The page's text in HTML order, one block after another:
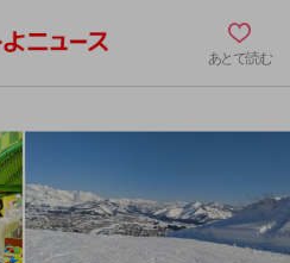
あとで読む